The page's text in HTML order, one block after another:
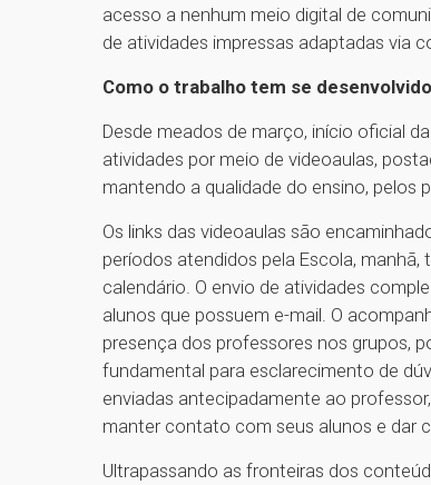
acesso a nenhum meio digital de
de atividades impressas adaptadas via
Como o trabalho tem se
Desde meados de março, início oficial
atividades por meio de videoaulas,
mantendo a qualidade do ensino, pelos
Os links das videoaulas são
períodos atendidos pela Escola, manhã,
calendário. O envio de atividades
alunos que possuem e-mail. O
presença dos professores nos grupos,
fundamental para esclarecimento de
enviadas antecipadamente ao
manter contato com seus alunos e dar
Ultrapassando as fronteiras dos